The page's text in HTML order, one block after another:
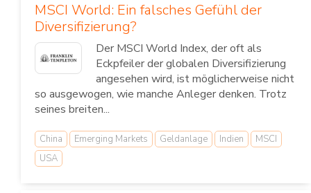
MSCI World: Ein falsches Gefühl der
Diversifizierung?
Der MSCI World Index, der oft als
Eckpfeiler der globalen Diversifizierung
angesehen wird, ist möglicherweise nicht
so ausgewogen, wie manche Anleger denken. Trotz
seines breiten...
China Emerging Markets Geldanlage Indien
MSCI
USA